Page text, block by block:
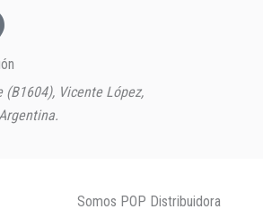
(B1604), Vicente López,
Somos POP Distribuidora